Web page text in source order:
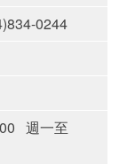
0244
週一至